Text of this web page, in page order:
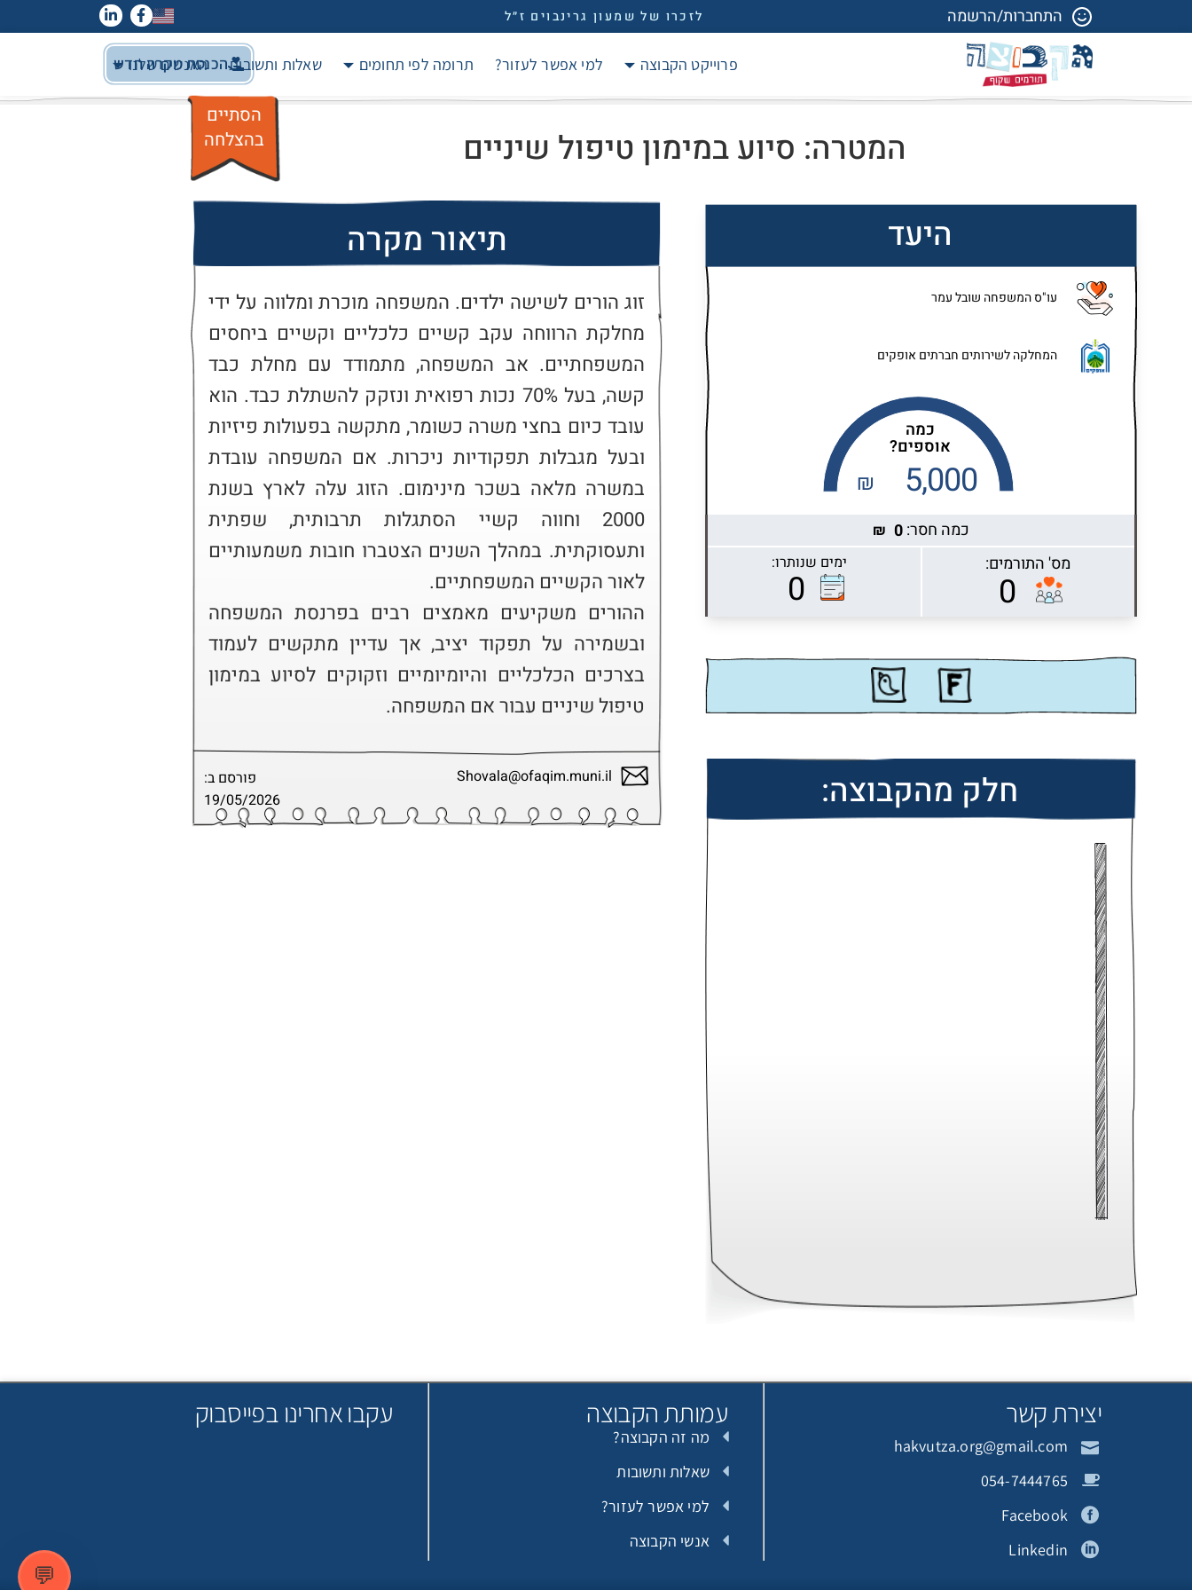
התחברות/הרשמה לזכרו של שמעון גרינבוים ז״ל
פרוייקט הקבוצה למי אפשר לעזור? תרומה לפי תחומים שאלות ותשובות האנשים שלנו
הכנסת מקרה חדש
המטרה: סיוע במימון טיפול שיניים
הסתיים
בהצלחה
היעד
עו"ס המשפחה שובל עמר
המחלקה לשירותים חברתים אופקים
Highcharts.com
כמה
אוספים?
5,000
₪
כמה חסר:0
₪
מס' התורמים:
0
ימים שנותרו:
0
חלק מהקבוצה:
תיאור מקרה
טיפול שיניים עבור אם המשפחה.
Shovala@ofaqim.muni.il
פורסם ב:
19/05/2026
יצירת קשר
hakvutza.org@gmail.com
054-7444765
Facebook
Linkedin
עמותת הקבוצה
מה זה הקבוצה?
שאלות ותשובות
למי אפשר לעזור?
אנשי הקבוצה
עקבו אחרינו בפייסבוק
💬